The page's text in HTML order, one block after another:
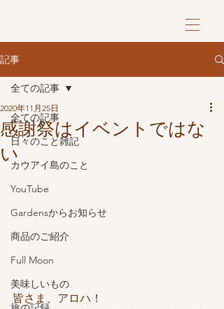
記事
全ての記事
日々のこと雑記
カウアイ島のこと
YouTube
Gardensからお知らせ
商品のご紹介
Full Moon
美味しいもの
全ての記事
感謝祭はイベントではな
い
2020年11月25日
皆さま、アロハ！